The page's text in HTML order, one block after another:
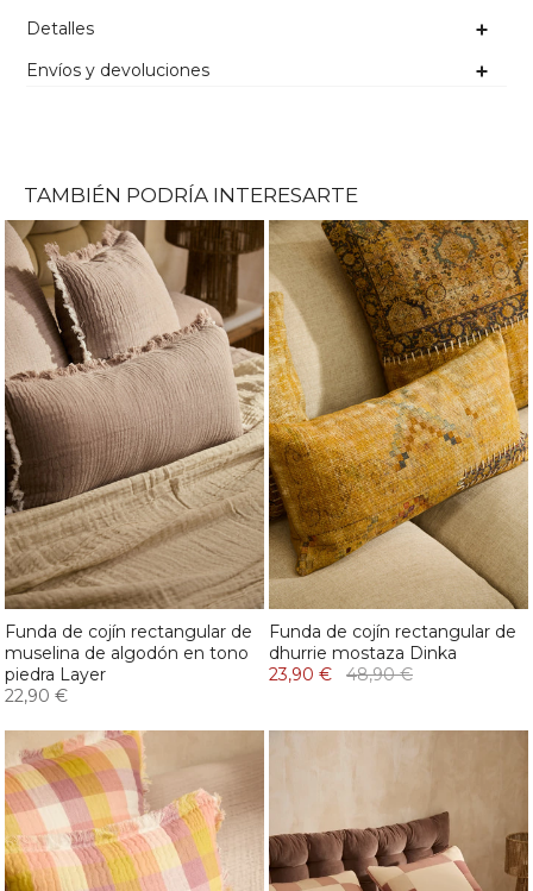
Detalles
Envíos y devoluciones
TAMBIÉN PODRÍA INTERESARTE
Funda de cojín rectangular de
muselina de algodón en tono
piedra Layer
22,90 €
Funda de cojín rectangular de
dhurrie mostaza Dinka
23,90 €
48,90 €